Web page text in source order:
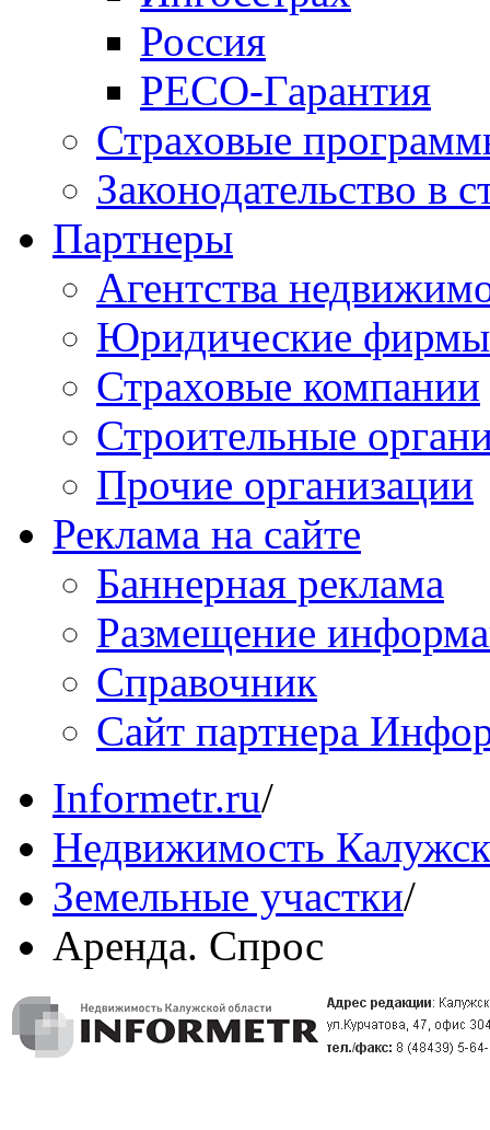
Россия
РЕСО-Гарантия
Страховые
Законодательство в
Партнеры
Агентства
Юридические фирмы
Страховые компании
Строительные
Прочие организации
Реклама на сайте
Баннерная реклама
Размещение
Справочник
Сайт партнера
Informetr.ru/
Недвижимость
Земельные участки/
Аренда. Спрос